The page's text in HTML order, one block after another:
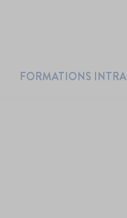
FORMATIONS INTRA